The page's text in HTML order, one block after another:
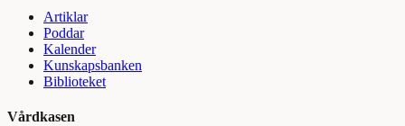
Artiklar
Poddar
Kalender
Kunskapsbanken
Biblioteket
Vårdkasen